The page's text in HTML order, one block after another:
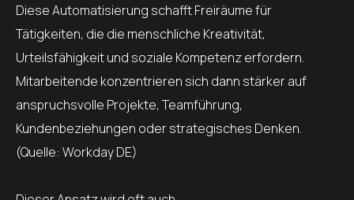
Diese Automatisierung schafft Freiräume für
Tätigkeiten, die die menschliche Kreativität,
Urteilsfähigkeit und soziale Kompetenz erfordern.
Mitarbeitende konzentrieren sich dann stärker auf
anspruchsvolle Projekte, Teamführung,
Kundenbeziehungen oder strategisches Denken.
(Quelle: Workday DE)